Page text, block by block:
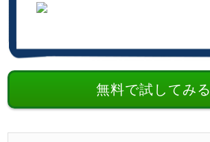
無料で試してみる